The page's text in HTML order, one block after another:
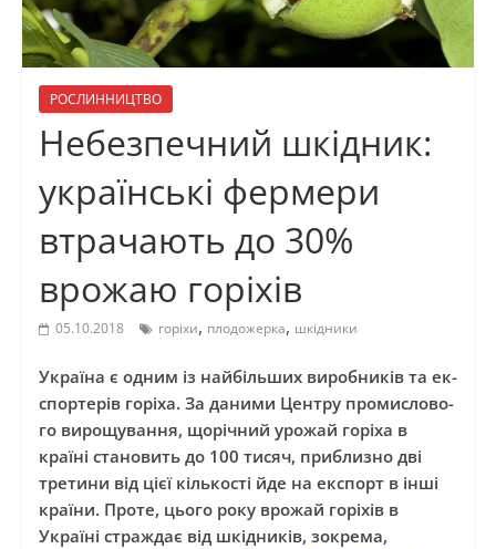
РОСЛИННИЦТВО
Небезпечний шкідник:
українські фермери
втрачають до 30%
врожаю горіхів
05.10.2018 горіхи, плодожерка, шкідники
Ук­раїна є од­ним із найбільших ви­­робників та ек­
с­пор­терів горіха. За да­­ни­ми Цен­т­ру про­мис­ло­во­
го ви­ро­щу­ван­ня, щорічний уро­жай горіха в
країні ста­но­вить до 100 тисяч, при­близ­но дві
тре­ти­ни від цієї кількості йде на ек­с­порт в інші
країни. Проте, цього року врожай горіхів в
Україні страждає від шкідників, зокрема,